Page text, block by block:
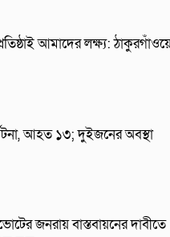
আমাদের লক্ষ্য:
আহত ১৩; দুইজনের অবস্থা
জনরায় বাস্তবায়নের দাবীতে